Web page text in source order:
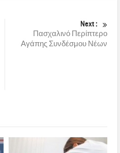
Next :
Πασχαλινό Περίπτερο
Αγάπης Συνδέσμου Νέων